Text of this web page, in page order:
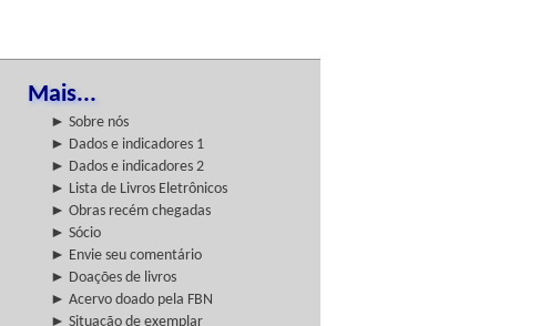
Mais...
► Sobre nós
► Dados e indicadores 1
► Dados e indicadores 2
► Lista de Livros Eletrônicos
► Obras recém chegadas
► Sócio
► Envie seu comentário
► Doações de livros
► Acervo doado pela FBN
► Situação de exemplar